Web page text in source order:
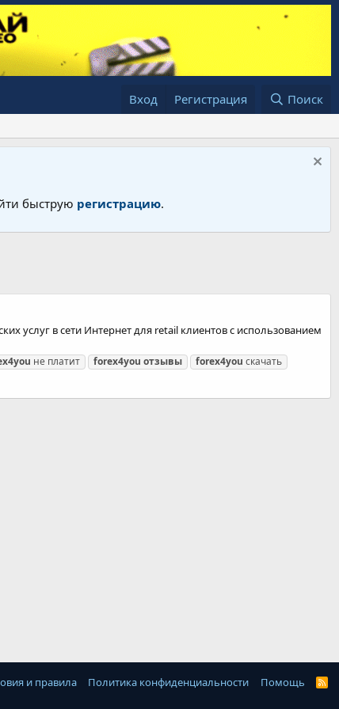
Вход Регистрация Поиск
быструю регистрацию.
услуг в сети Интернет для retail клиентов с использованием
не платит forex4you отзывы forex4you скачать
и правила Политика конфиденциальности Помощь
R